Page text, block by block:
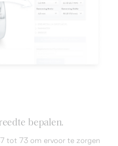
bepalen.
tot 73 om ervoor te zorgen